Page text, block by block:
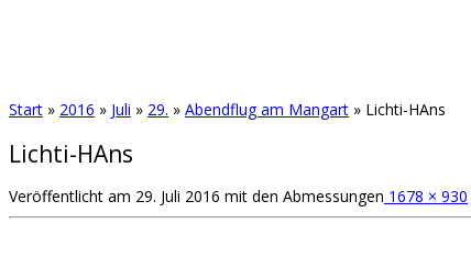
Start » 2016 » Juli » 29. » Abendflug am Mangart » Lichti-HAns
Lichti-HAns
Veröffentlicht am 29. Juli 2016 mit den Abmessungen 1678 × 930